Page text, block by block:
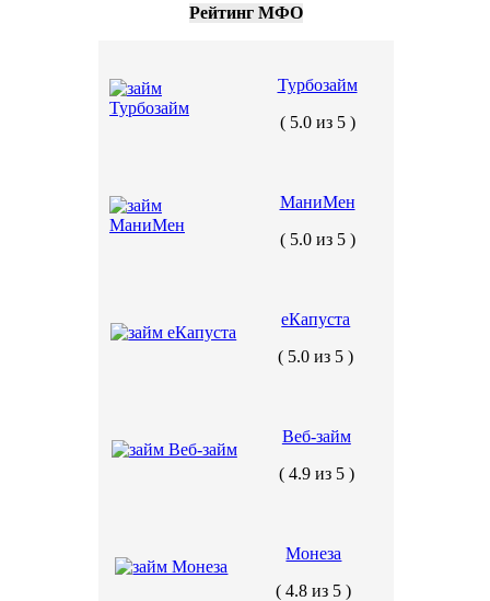
Рейтинг МФО
Турбозайм
( 5.0 из 5 )
МаниМен
( 5.0 из 5 )
еКапуста
( 5.0 из 5 )
Веб-займ
( 4.9 из 5 )
Монеза
( 4.8 из 5 )